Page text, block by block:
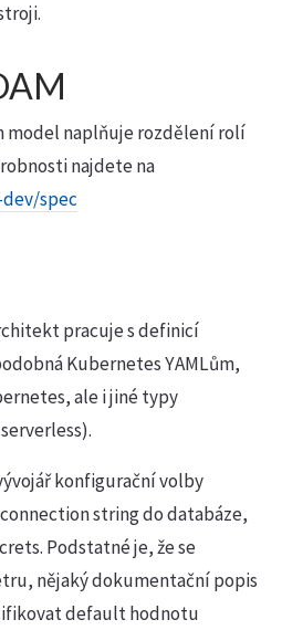
model naplňuje rozdělení rolí
najdete na
spec
pracuje s definicí
Kubernetes YAMLům,
ale i jiné typy
konfigurační volby
string do databáze,
Podstatné je, že se
nějaký dokumentační popis
default hodnotu